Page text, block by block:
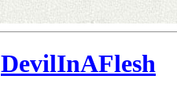
DevilInAFlesh